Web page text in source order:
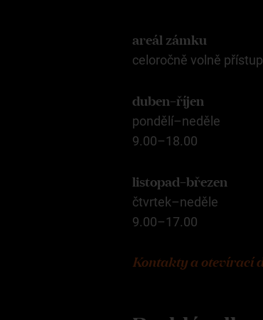
areál zámku
celoročně volně
duben–říjen
pondělí–neděle
9.00–18.00
listopad–březen
čtvrtek–neděle
9.00–17.00
Kontakty a otevírací